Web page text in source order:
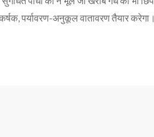
पर्यावरण-अनुकूल वातावरण तैयार करेगा।